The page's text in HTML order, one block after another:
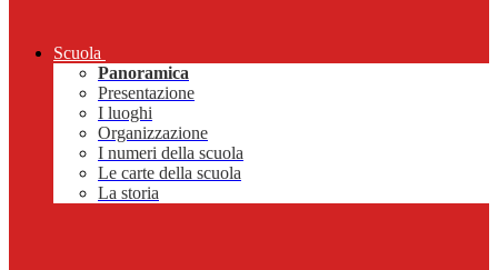
Scuola
Panoramica
Presentazione
I luoghi
Organizzazione
I numeri della scuola
Le carte della scuola
La storia